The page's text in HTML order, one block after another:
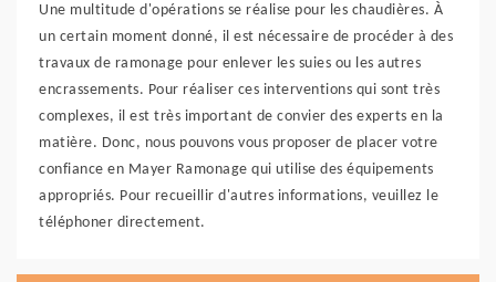
Une multitude d'opérations se réalise pour les chaudières. À
un certain moment donné, il est nécessaire de procéder à des
travaux de ramonage pour enlever les suies ou les autres
encrassements. Pour réaliser ces interventions qui sont très
complexes, il est très important de convier des experts en la
matière. Donc, nous pouvons vous proposer de placer votre
confiance en Mayer Ramonage qui utilise des équipements
appropriés. Pour recueillir d'autres informations, veuillez le
téléphoner directement.